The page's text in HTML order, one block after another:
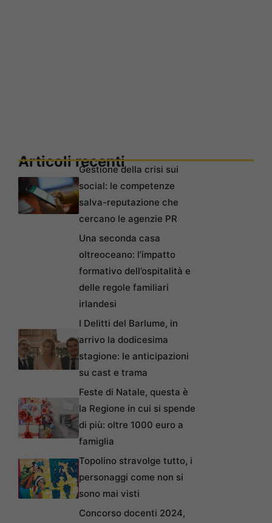
Articoli recentiGestione della crisi sui
social: le competenze
salva-reputazione che
cercano le agenzie PR
Una seconda casa
oltreoceano: l’impatto
formativo dell’ospitalità e
delle regole familiari
irlandesi
I Delitti del Barlume, in
arrivo la dodicesima
stagione: le anticipazioni
su cast e trama
Feste di Natale, questa è
la Regione in cui si spende
di più: oltre 1000 euro a
famiglia
Topolino stravolge tutto, i
personaggi come non si
sono mai visti
Concorso docenti 2024,